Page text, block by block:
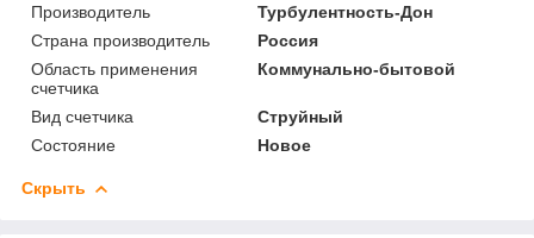
Производитель
Турбулентность-Дон
Страна производитель
Россия
Область применения
счетчика
Коммунально-бытовой
Вид счетчика
Струйный
Состояние
Новое
Скрыть